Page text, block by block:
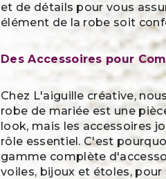
et de détails pour vous
élément de la robe soit
Des Accessoires pour
Chez L'aiguille créative,
robe de mariée est une
look, mais les accessoires
rôle essentiel. C'est
gamme complète
voiles, bijoux et étoles,